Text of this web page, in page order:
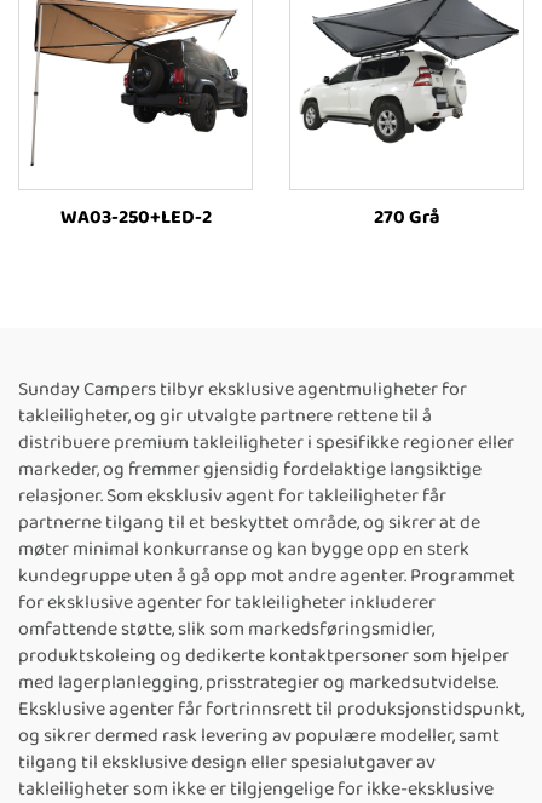
WA03-250+LED-2 270 Grå
Sunday Campers tilbyr eksklusive agentmuligheter for
takleiligheter, og gir utvalgte partnere rettene til å
distribuere premium takleiligheter i spesifikke regioner eller
markeder, og fremmer gjensidig fordelaktige langsiktige
relasjoner. Som eksklusiv agent for takleiligheter får
partnerne tilgang til et beskyttet område, og sikrer at de
møter minimal konkurranse og kan bygge opp en sterk
kundegruppe uten å gå opp mot andre agenter. Programmet
for eksklusive agenter for takleiligheter inkluderer
omfattende støtte, slik som markedsføringsmidler,
produktskoleing og dedikerte kontaktpersoner som hjelper
med lagerplanlegging, prisstrategier og markedsutvidelse.
Eksklusive agenter får fortrinnsrett til produksjonstidspunkt,
og sikrer dermed rask levering av populære modeller, samt
tilgang til eksklusive design eller spesialutgaver av
takleiligheter som ikke er tilgjengelige for ikke-eksklusive